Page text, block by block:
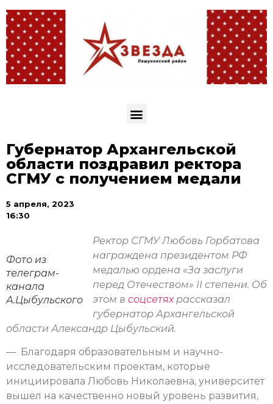
Губернатор Архангельской
области поздравил ректора
СГМУ с получением медали
5 апреля, 2023
16:30
Фото из
телеграм-
канала
А.Цыбульского
Ректор СГМУ Любовь Горбатова
награждена президентом РФ
медалью ордена «За заслуги
перед Отечеством» II степени. Об
этом в соцсетях рассказал
губернатор Архангельской
области Александр Цыбульский.
— Благодаря образовательным и научно-
исследовательским проектам, которые
инициировала Любовь Николаевна, университет
вышел на качественно новый уровень развития,